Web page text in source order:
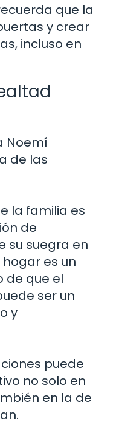
que la
y crear
incluso en
Noemí
de las
la familia es
de
su suegra en
es un
de que el
ser un
y
puede
no solo en
en la de